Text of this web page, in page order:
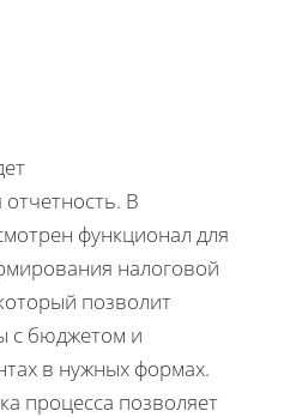
В
функционал для
налоговой
позволит
с бюджетом и
в нужных формах.
процесса позволяет